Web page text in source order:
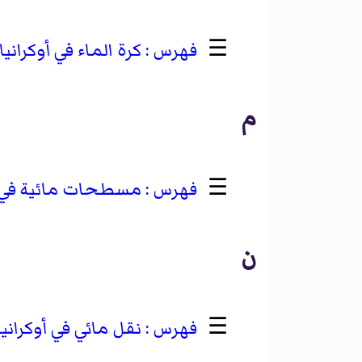
☰ كرة الماء في أوكرانيا
م
☰ مسطحات مائية في
ن
☰ نقل مائي في